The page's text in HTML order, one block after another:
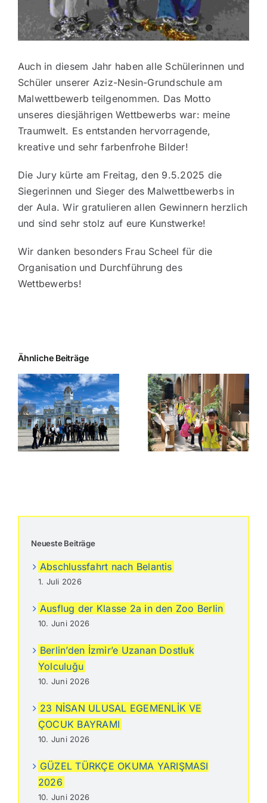
Auch in diesem Jahr haben alle Schülerinnen und
Schüler unserer Aziz-Nesin-Grundschule am
Malwettbewerb teilgenommen. Das Motto
unseres diesjährigen Wettbewerbs war: meine
Traumwelt. Es entstanden hervorragende,
kreative und sehr farbenfrohe Bilder!
Die Jury kürte am Freitag, den 9.5.2025 die
Siegerinnen und Sieger des Malwettbewerbs in
der Aula. Wir gratulieren allen Gewinnern herzlich
und sind sehr stolz auf eure Kunstwerke!
Wir danken besonders Frau Scheel für die
Organisation und Durchführung des
Wettbewerbs!
Ähnliche Beiträge
Ausflug der Klasse
2a in den Zoo
Berlin
Neueste Beiträge
Abschlussfahrt nach Belantis
1. Juli 2026
Ausflug der Klasse 2a in den Zoo Berlin
10. Juni 2026
Berlin’den İzmir’e Uzanan Dostluk
Yolculuğu
10. Juni 2026
23 NİSAN ULUSAL EGEMENLİK VE
ÇOCUK BAYRAMI
10. Juni 2026
GÜZEL TÜRKÇE OKUMA YARIŞMASI
2026
10. Juni 2026